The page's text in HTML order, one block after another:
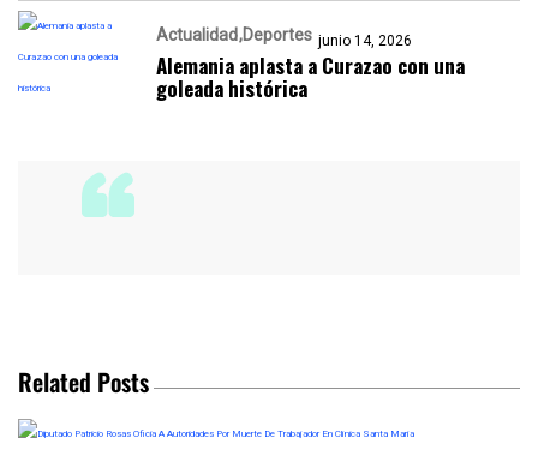
Actualidad Deportes junio 14, 2026
Alemania aplasta a Curazao con una
goleada histórica
Related Posts